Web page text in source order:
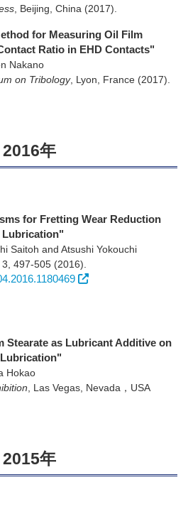
Beijing, China (2017)
for Measuring Oil Film
Ratio in EHD Contacts"
Nakano
on Tribology, Lyon, France (2017)
2016年
for Fretting Wear Reduction
Lubrication"
Saitoh and Atsushi Yokouchi
3 497-505 (2016)
Stearate as Lubricant Additive on
Hokao
Las Vegas, Nevada，USA
2015年